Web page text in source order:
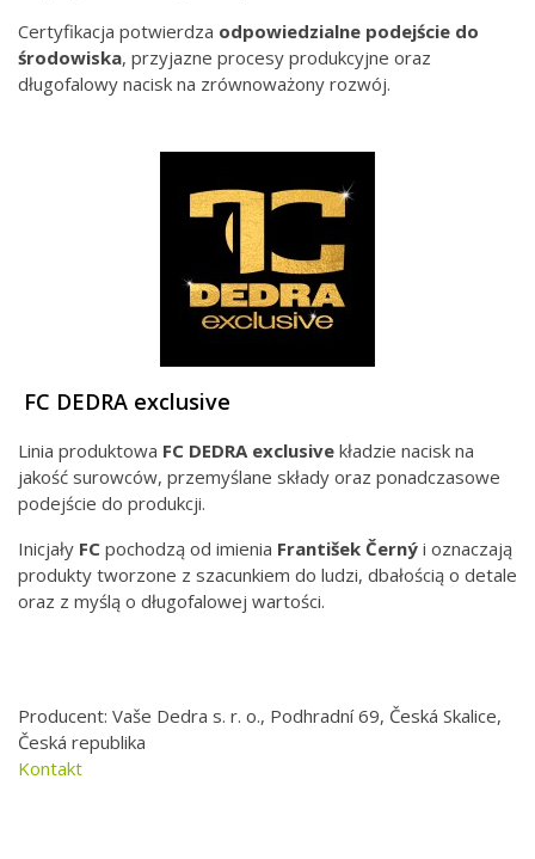
Certyfikacja potwierdza odpowiedzialne podejście do
środowiska, przyjazne procesy produkcyjne oraz
długofalowy nacisk na zrównoważony rozwój.
FC DEDRA exclusive
Linia produktowa FC DEDRA exclusive kładzie nacisk na
jakość surowców, przemyślane składy oraz ponadczasowe
podejście do produkcji.
Inicjały FC pochodzą od imienia František Černý i oznaczają
produkty tworzone z szacunkiem do ludzi, dbałością o detale
oraz z myślą o długofalowej wartości.
Producent: Vaše Dedra s. r. o., Podhradní 69, Česká Skalice,
Česká republika
Kontakt